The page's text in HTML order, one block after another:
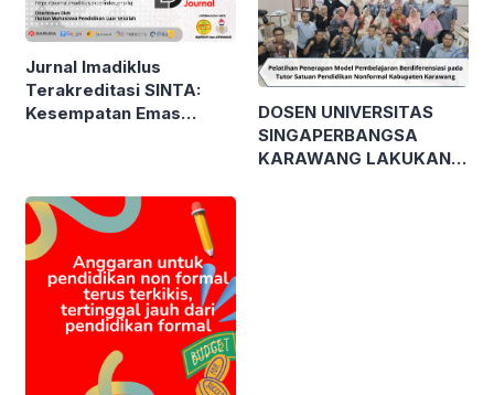
Jurnal Imadiklus
Terakreditasi SINTA:
Kesempatan Emas
DOSEN UNIVERSITAS
SINGAPERBANGSA
KARAWANG LAKUKAN